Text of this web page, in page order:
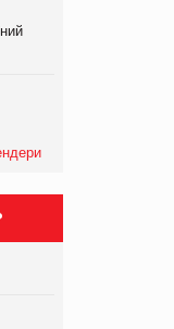
новинка для